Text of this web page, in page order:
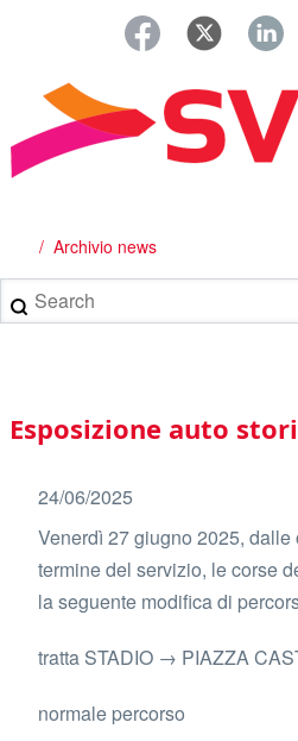
principale
Briciole
di
pane
Archivio news
Search
Main
navigation
Esposizione auto
24/06/2025
Venerdì 27 giugno 2025, dalle
termine del servizio, le corse
la seguente modifica di
tratta STADIO → PIAZZA
normale percorso